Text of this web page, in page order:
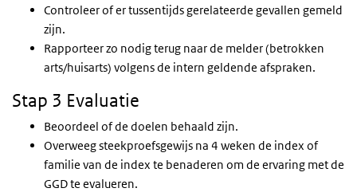
Controleer of er tussentijds gerelateerde gevallen gemeld
zijn.
Rapporteer zo nodig terug naar de melder (betrokken
arts/huisarts) volgens de intern geldende afspraken.
Stap 3 Evaluatie
Beoordeel of de doelen behaald zijn.
Overweeg steekproefsgewijs na 4 weken de index of
familie van de index te benaderen om de ervaring met de
GGD te evalueren.